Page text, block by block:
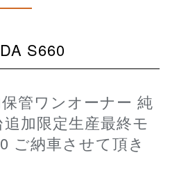
S660
加限定生産最終モ
ご納車させて頂き